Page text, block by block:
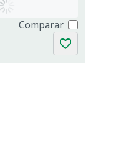
Comparar